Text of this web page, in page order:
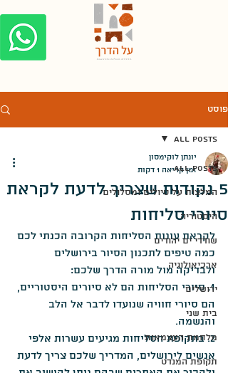
פוסט
All Posts
המלצות על טיולים ומסלולים
היסטוריה
שודדי ים יהודים
ארכיאולוגיה
ירושלים
בית שני
מלחמת העצמאות
תקופת המנדט
All Posts
5 נקודות שצריך לדעת לקראת
סיורי סליחות
יונתן לוקימסון
זמן קריאה 1 דקות
לקראת עונות הסליחות הקרובה הכנתי לכם
כמה טיפים לתכנון הסיור בירושלים
ולבדיקה מול מורה הדרך שלכם:
1. סיורי הסליחות הם לא סיורים היסטוריים,
הם סיורי חוויה שנועדו לדבר אל הלב
והנשמה.
2. בתקופת הסליחות מגיעים עשרות אלפי
אנשים לירושלים, המדריך שלכם צריך לדעת